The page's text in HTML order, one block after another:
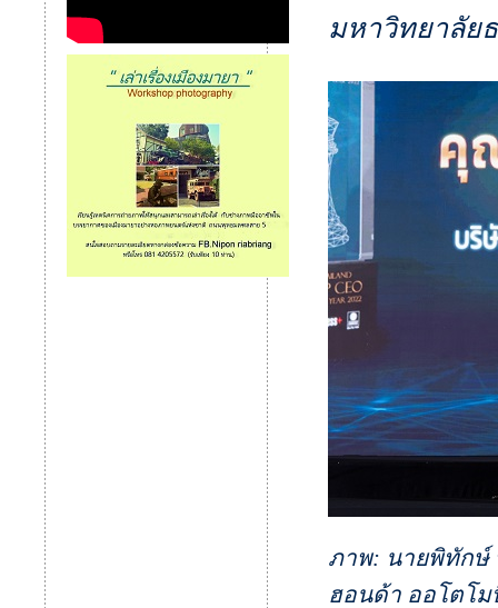
มหาวิทยาลัย
ภาพ: นายพิทักษ์
ฮอนด้า ออโตโม